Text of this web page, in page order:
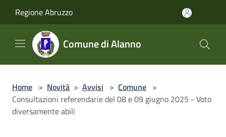
Regione Abruzzo
Comune di Alanno
Home > Novità > Avvisi > Comune >
Consultazioni referendarie del 08 e 09 giugno 2025 - Voto
diversamente abili